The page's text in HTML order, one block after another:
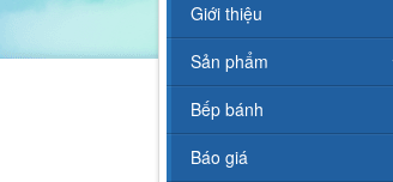
Giới thiệu
Sản phẩm
Bếp bánh
Báo giá